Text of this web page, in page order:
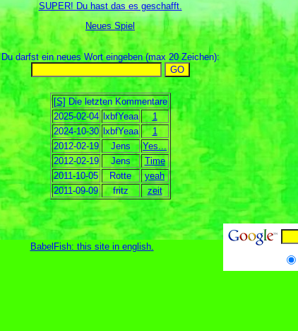
SUPER! Du hast das es geschafft.
Neues Spiel
Du darfst ein neues Wort eingeben (max 20 Zeichen):
[S] Die letzten Kommentare
2025-02-04
lxbfYeaa
1
2024-10-30
lxbfYeaa
1
2012-02-19
Jens
Yes...
2012-02-19
Jens
Time
2011-10-05
Rotte
yeah
2011-09-09
fritz zeit
BabelFish: this site in english.